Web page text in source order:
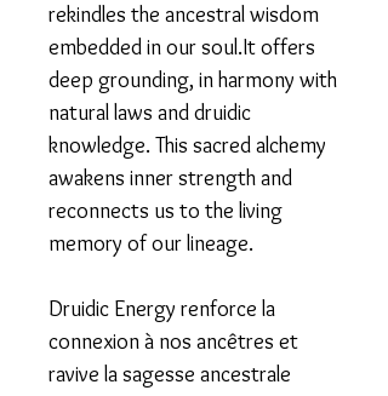
rekindles the ancestral wisdom
embedded in our soul.It offers
deep grounding, in harmony with
natural laws and druidic
knowledge. This sacred alchemy
awakens inner strength and
reconnects us to the living
memory of our lineage.
Druidic Energy renforce la
connexion à nos ancêtres et
ravive la sagesse ancestrale